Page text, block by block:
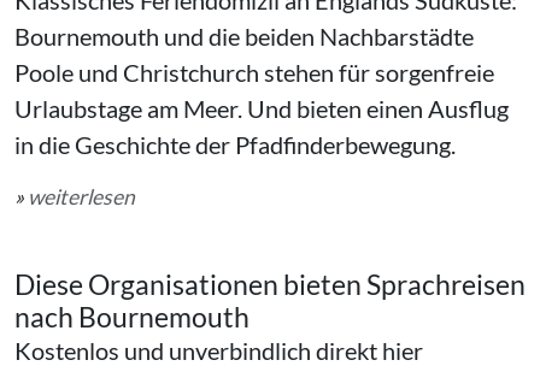
Bournemouth und die beiden Nachbarstädte
Poole und Christchurch stehen für sorgenfreie
Urlaubstage am Meer. Und bieten einen Ausflug
in die Geschichte der Pfadfinderbewegung.
» weiterlesen
Diese Organisationen bieten Sprachreisen
nach Bournemouth
Kostenlos und unverbindlich direkt hier